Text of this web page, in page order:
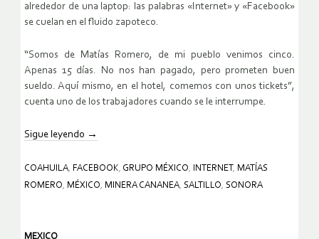
alrededor de una laptop: las palabras «Internet» y «Facebook»
se cuelan en el fluido zapoteco.
“Somos de Matías Romero, de mi pueblo venimos cinco.
Apenas 15 días. No nos han pagado, pero prometen buen
sueldo. Aquí mismo, en el hotel, comemos con unos tickets”,
cuenta uno de los trabajadores cuando se le interrumpe.
Sigue leyendo →
COAHUILA, FACEBOOK, GRUPO MÉXICO, INTERNET , MATÍAS
ROMERO, MÉXICO, MINERA CANANEA, SALTILLO, SONORA
MEXICO